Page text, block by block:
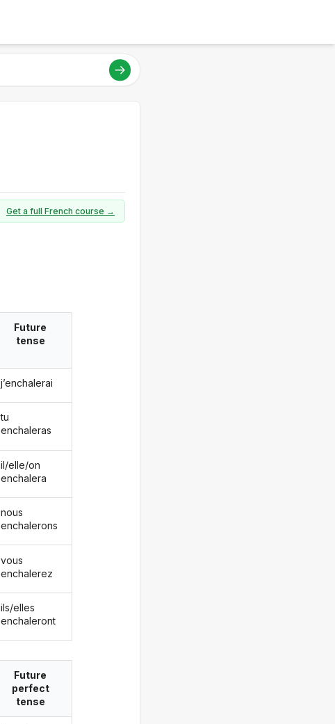
Get a full French course →
Future
tense
j’enchalerai
tu
enchaleras
il/elle/on
enchalera
nous
enchalerons
vous
enchalerez
ils/elles
enchaleront
Future
perfect
tense